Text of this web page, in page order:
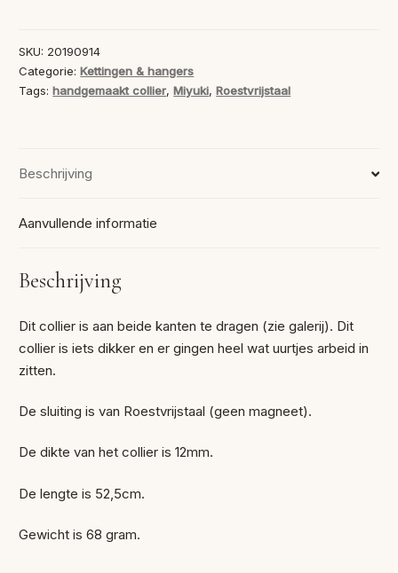
SKU: 20190914
Categorie:Kettingen & hangers
Tags:handgemaakt collier,Miyuki,Roestvrijstaal
Beschrijving
Aanvullende informatie
Beschrijving
Dit collier is aan beide kanten te dragen (zie galerij). Dit
collier is iets dikker en er gingen heel wat uurtjes arbeid in
zitten.
De sluiting is van Roestvrijstaal (geen magneet).
De dikte van het collier is 12mm.
De lengte is 52,5cm.
Gewicht is 68 gram.